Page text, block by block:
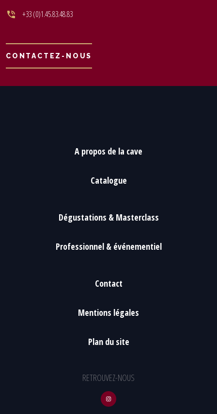
+33 (0)1.45.83.48.83
CONTACTEZ-NOUS
A propos de la cave
Catalogue
Dégustations & Masterclass
Professionnel & événementiel
Contact
Mentions légales
Plan du site
RETROUVEZ-NOUS